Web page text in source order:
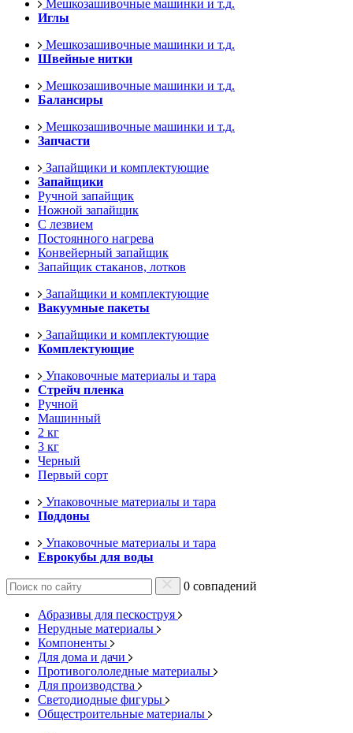
Мешкозашивочные машинки и т.д.
Иглы
Мешкозашивочные машинки и т.д.
Швейные нитки
Мешкозашивочные машинки и т.д.
Балансиры
Мешкозашивочные машинки и т.д.
Запчасти
Запайщики и комплектующие
Запайщики
Ручной запайщик
Ножной запайщик
С лезвием
Постоянного нагрева
Конвейерный запайщик
Запайщик стаканов, лотков
Запайщики и комплектующие
Вакуумные пакеты
Запайщики и комплектующие
Комплектующие
Упаковочные материалы и тара
Стрейч пленка
Ручной
Машинный
2 кг
3 кг
Черный
Первый сорт
Упаковочные материалы и тара
Поддоны
Упаковочные материалы и тара
Еврокубы для воды
0 совпадений
Абразивы для пескоструя
Нерудные материалы
Компоненты
Для дома и дачи
Противогололедные материалы
Для производства
Светодиодные фигуры
Общестроительные материалы